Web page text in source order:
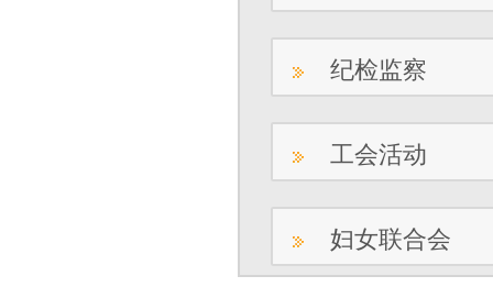
纪检监察
工会活动
妇女联合会